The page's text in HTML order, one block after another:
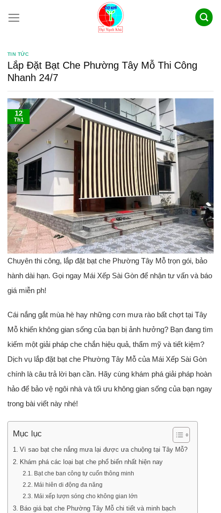
TIN TỨC
Lắp Đặt Bạt Che Phường Tây Mỗ Thi Công
Nhanh 24/7
12
Th1
Chuyên thi công, lắp đặt bạt che Phường Tây Mỗ trọn gói, bảo
hành dài hạn. Gọi ngay Mái Xếp Sài Gòn để nhận tư vấn và báo
giá miễn ph!
Cái nắng gắt mùa hè hay những cơn mưa rào bất chợt tại Tây
Mỗ khiến không gian sống của bạn bị ảnh hưởng? Bạn đang tìm
kiếm một giải pháp che chắn hiệu quả, thẩm mỹ và tiết kiệm?
Dịch vụ lắp đặt bạt che Phường Tây Mỗ của Mái Xếp Sài Gòn
chính là câu trả lời bạn cần. Hãy cùng khám phá giải pháp hoàn
hảo để bảo vệ ngôi nhà và tối ưu không gian sống của bạn ngay
trong bài viết này nhé!
Mục lục
Vì sao bạt che nắng mưa lại được ưa chuộng tại Tây Mỗ?
Khám phá các loại bạt che phổ biến nhất hiện nay
Bạt che ban công tự cuốn thông minh
Mái hiên di động đa năng
Mái xếp lượn sóng cho không gian lớn
Báo giá bạt che Phường Tây Mỗ chi tiết và minh bạch